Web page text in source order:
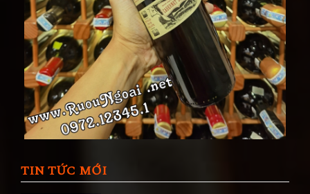
TIN TỨC MỚI